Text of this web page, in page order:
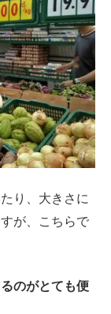
り、大きさに
が、こちらで
のがとても便